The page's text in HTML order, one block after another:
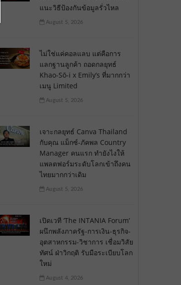
แนะวิธีป้องกันข้อมูลรั่วไหล
August 5, 2026
ไม่ใช่แค่คอลแลบ แต่คือการ
แลกฐานลูกค้า ถอดกลยุทธ์
Khao-Sō-i x Emily’s ที่มากกว่า
เมนู Limited
August 5, 2026
เจาะกลยุทธ์ Canva Thailand
กับคุณ แม็กซ์-ภัคพล Country
Manager คนแรก ทำยังไงให้
แพลตฟอร์มระดับโลกเข้าถึงคน
ไทยมากกว่าเดิม
August 5, 2026
เปิดเวที ‘The INTANIA Forum’
ผนึกพลังภาครัฐ-การเงิน-ธุรกิจ-
อุตสาหกรรม-วิชาการ เชื่อมวิสัย
ทัศน์ ฝ่าวิกฤติ รับมือระเบียบโลก
ใหม่
August 4, 2026